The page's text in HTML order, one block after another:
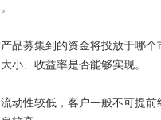
募集到的资金将投放于哪个
小、收益率是否能够实现。
性较低，客户一般不可提前